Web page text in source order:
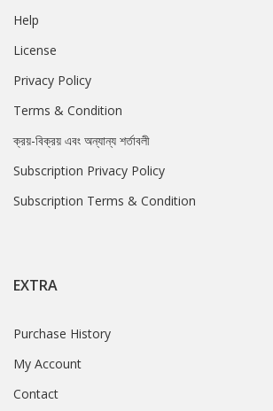
Help
License
Privacy Policy
Terms & Condition
ক্রয়-বিক্রয় এবং অন্যান্য শর্তাবলী
Subscription Privacy Policy
Subscription Terms & Condition
EXTRA
Purchase History
My Account
Contact